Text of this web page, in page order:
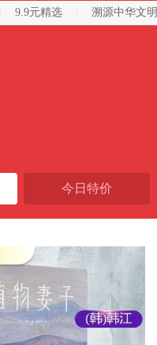
9.9元精选 溯源中华文明
今日特价